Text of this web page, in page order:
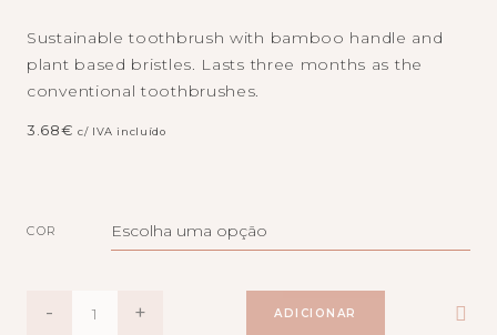
Sustainable toothbrush with bamboo handle and
plant based bristles. Lasts three months as the
conventional toothbrushes.
3.68€ c/ IVA incluído
COR
- + ADICIONAR